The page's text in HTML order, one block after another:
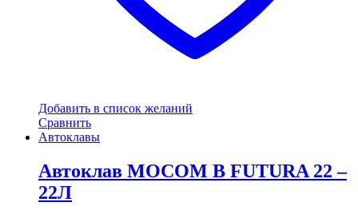
Добавить в список желаний
Сравнить
Автоклавы
Автоклав MOCOM B FUTURA 22 –
22Л